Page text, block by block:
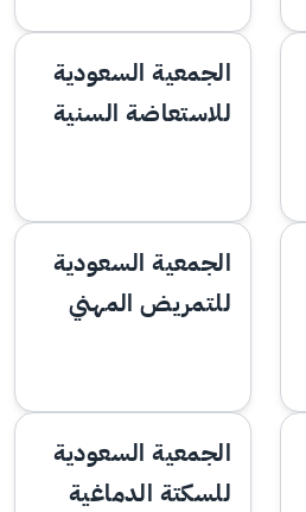
الجمعية السعودية
للاستعاضة السنية
الجمعية السعودية
للتمريض المهني
الجمعية السعودية
للسكتة الدماغية